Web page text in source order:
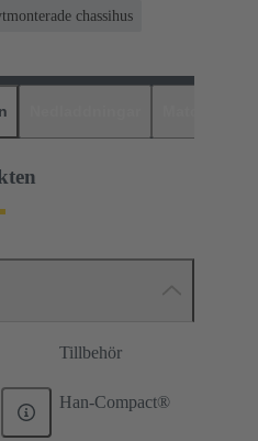
chassihus
Tillbehör
Han-Compact®